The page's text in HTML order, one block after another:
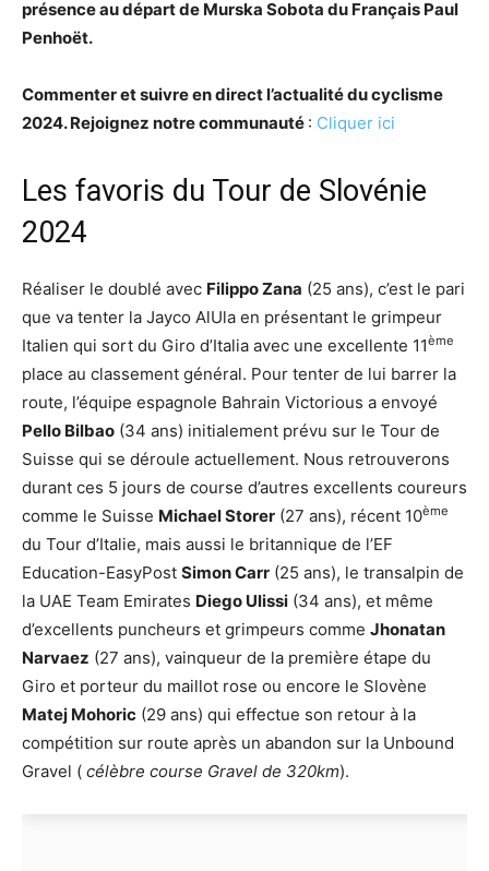
présence au départ de Murska Sobota du Français Paul
Penhoët.
Commenter et suivre en direct l’actualité du cyclisme
2024. Rejoignez notre communauté : Cliquer ici
Les favoris du Tour de Slovénie
2024
Réaliser le doublé avec Filippo Zana (25 ans), c’est le pari
que va tenter la Jayco AlUla en présentant le grimpeur
Italien qui sort du Giro d’Italia avec une excellente 11ème
place au classement général. Pour tenter de lui barrer la
route, l’équipe espagnole Bahrain Victorious a envoyé
Pello Bilbao (34 ans) initialement prévu sur le Tour de
Suisse qui se déroule actuellement. Nous retrouverons
durant ces 5 jours de course d’autres excellents coureurs
comme le Suisse Michael Storer (27 ans), récent 10ème
du Tour d’Italie, mais aussi le britannique de l’EF
Education-EasyPost Simon Carr (25 ans), le transalpin de
la UAE Team Emirates Diego Ulissi (34 ans), et même
d’excellents puncheurs et grimpeurs comme Jhonatan
Narvaez (27 ans), vainqueur de la première étape du
Giro et porteur du maillot rose ou encore le Slovène
Matej Mohoric (29 ans) qui effectue son retour à la
compétition sur route après un abandon sur la Unbound
Gravel ( célèbre course Gravel de 320km).